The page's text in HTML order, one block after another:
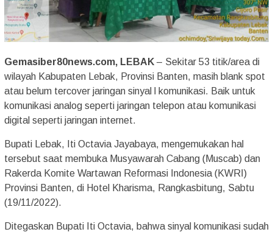
Gemasiber80news.com, LEBAK – Sekitar 53 titik/area di
wilayah Kabupaten Lebak, Provinsi Banten, masih blank spot
atau belum tercover jaringan sinyal l komunikasi. Baik untuk
komunikasi analog seperti jaringan telepon atau komunikasi
digital seperti jaringan internet.
Bupati Lebak, Iti Octavia Jayabaya, mengemukakan hal
tersebut saat membuka Musyawarah Cabang (Muscab) dan
Rakerda Komite Wartawan Reformasi Indonesia (KWRI)
Provinsi Banten, di Hotel Kharisma, Rangkasbitung, Sabtu
(19/11/2022).
Ditegaskan Bupati Iti Octavia, bahwa sinyal komunikasi sudah